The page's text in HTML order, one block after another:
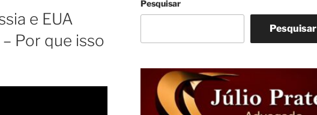
e EUA
Por que isso
Pesquisar
Pesquisar